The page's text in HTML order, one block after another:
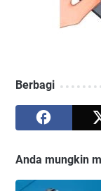
Berbagi
Anda mungkin